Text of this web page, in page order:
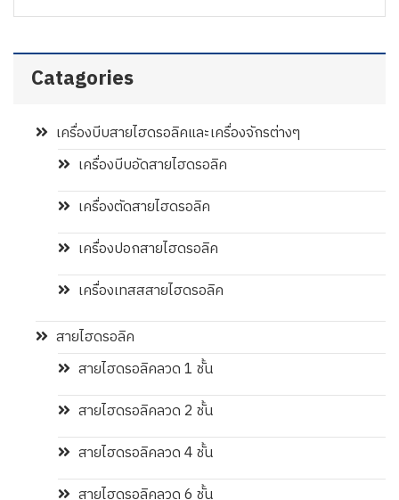
Catagories
เครื่องบีบสายไฮดรอลิคและเครื่องจักรต่างๆ
เครื่องบีบอัดสายไฮดรอลิค
เครื่องตัดสายไฮดรอลิค
เครื่องปอกสายไฮดรอลิค
เครื่องเทสสสายไฮดรอลิค
สายไฮดรอลิค
สายไฮดรอลิคลวด 1 ชั้น
สายไฮดรอลิคลวด 2 ชั้น
สายไฮดรอลิคลวด 4 ชั้น
สายไฮดรอลิคลวด 6 ชั้น